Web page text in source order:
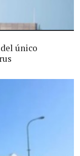
único